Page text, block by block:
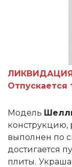
Отпускается
Модель
конструкцию,
выполнен по
достигается
плиты.